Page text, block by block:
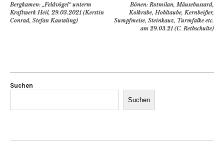
Bergkamen: „Feldvögel“ unterm
Kraftwerk Heil, 29.03.2021 (Kerstin
Conrad, Stefan Kauwling)
Bönen: Rotmilan, Mäusebussard,
Kolkrabe, Hohltaube, Kernbeißer,
Sumpfmeise, Steinkauz, Turmfalke etc.
am 29.03.21 (C. Rethschulte)
Suchen
Suchen